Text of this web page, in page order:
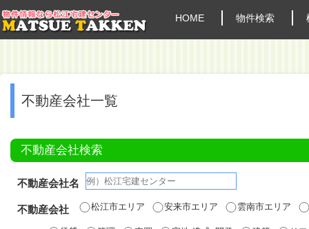
HOME 物件検索
不動産会社一覧
不動産会社検索
不動産会社名
不動産会社 松江市エリア 安来市エリア 雲南市エリア